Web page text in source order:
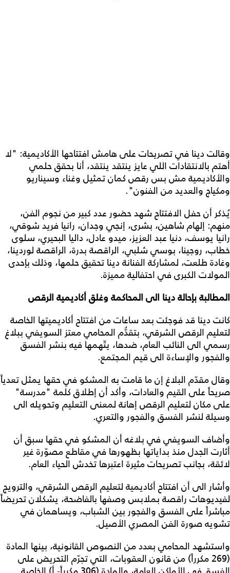
وقالت دينا في تصريحات على هامش افتتاحها الأكاديمية: "لا
أهتم بالانتقادات اللي عايز ينتقد ينتقد، أنا بحقق حلمي
والأكاديمية مش بس رقص كمان تمثيل وغناء وسيناريو
ومكياج والعديد من الفنون".
يُذكر أن حفل الافتتاح شهد حضور عدد كبير من نجوم الفن،
منهم: إلهام شاهين، بشرى، إنجي وجدان، رانيا فريد شوقي،
رانيا يوسف، دنيا عبد العزيز، ميدو عادل، داليا البحيري، سلوى
خطاب، روجينا، بوسي شلبي، الراقصة بدرة، الراقصة لوردينا،
وغادة طلعت، لمشاركة الفنانة دينا تحقيق حلمها، وذلك بإحدى
المولات الكبرى في احتفالية مميزة.
المطالبة بإحالة دينا الى المحاكمة وغلق أكاديمية الرقص
كانت دينا قد فوجئت بعد ساعات من افتتاح أكاديميتها الخاصة
لتعليم الرقص الشرقي، بتقدُّم المحامي معتز السويفي ببلاغ
رسمي الى النائب العام، ضدها، يتّهمها فيه بنشر الفسق
والفجور والإساءة الى قيم المجتمع.
وقال مقدّم البلاغ إن ما قامت به المشكو في حقها يمثل تعدياً
صريحاً على القيم والعادات، وأكد أن إطلاق كلمة "مدرسة"
على مكان لتعليم الرقص إهانة لمعنى التعليم وتحويله الى
وسيلة لنشر الفسق والفجور والتعري.
وأضاف السويفي في بلاغه أن المشكو في حقها سبق أن
أثارت الجدل منذ بداياتها بظهورها في مقاطع مصوّرة غير
لائقة، بجانب تصريحات مثيرة اعتبرها تخدش الحياء العام.
وأشار الى أن افتتاح أكاديمية لتعليم الرقص الشرقي، والترويج
لفيديوهات راقصة بملابس وصفها بالفاضحة، يشكلان تحريضاً
مباشراً على الفسق والفجور بين الشباب، ويساهمان في
تشويه صورة الفن المصري الأصيل.
واستشهد المحامي بعدد من النصوص القانونية، بينها المادة
(269 مكرراً) من قانون العقوبات، التي تجرّم التحريض على